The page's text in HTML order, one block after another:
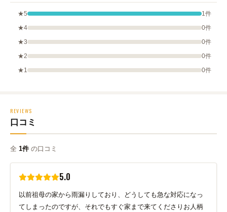
★5
1件
★4
0件
★3
0件
★2
0件
★1
0件
REVIEWS
口コミ
全 1件 の口コミ
5.0
以前祖母の家から雨漏りしており、どうしても急な対応になっ
てしまったのですが、それでもすぐ家まで来てくださりお人柄